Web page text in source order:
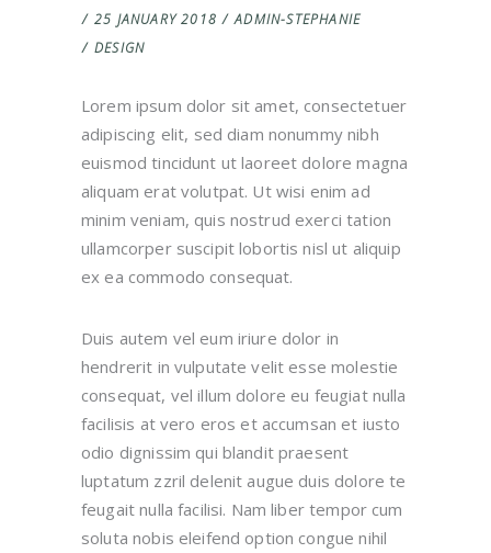
25 JANUARY 2018
ADMIN-STEPHANIE
DESIGN
Lorem ipsum dolor sit amet, consectetuer
adipiscing elit, sed diam nonummy nibh
euismod tincidunt ut laoreet dolore magna
aliquam erat volutpat. Ut wisi enim ad
minim veniam, quis nostrud exerci tation
ullamcorper suscipit lobortis nisl ut aliquip
ex ea commodo consequat.
Duis autem vel eum iriure dolor in
hendrerit in vulputate velit esse molestie
consequat, vel illum dolore eu feugiat nulla
facilisis at vero eros et accumsan et iusto
odio dignissim qui blandit praesent
luptatum zzril delenit augue duis dolore te
feugait nulla facilisi. Nam liber tempor cum
soluta nobis eleifend option congue nihil